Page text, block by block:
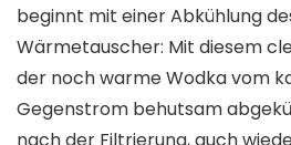
beginnt mit einer Abkühlung
Wärmetauscher: Mit diesem
der noch warme Wodka vom
Gegenstrom behutsam